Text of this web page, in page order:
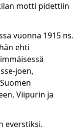
motti pidettiin
vuonna 1915 ns.
ehti
joen,
Viipurin ja
everstiksi.